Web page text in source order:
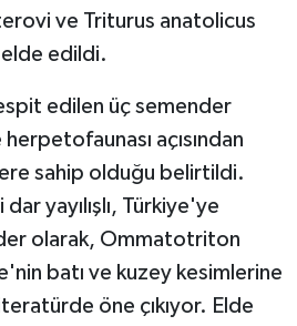
ve Triturus anatolicus
edildi.
edilen üç semender
açısından
sahip olduğu belirtildi.
yayılışlı, Türkiye'ye
olarak, Ommatotriton
batı ve kuzey kesimlerine
öne çıkıyor. Elde